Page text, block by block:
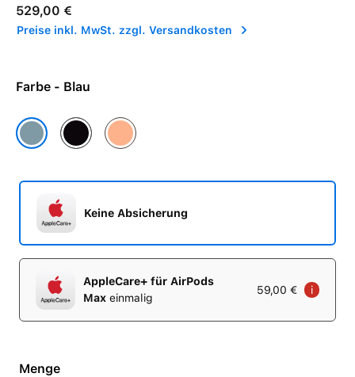
529,00 €
Preise inkl. MwSt. zzgl. Versandkosten
Farbe - Blau
Blau Mitternacht
Orange
Keine Absicherung
AppleCare+ für AirPods
Max einmalig
59,00 € i
Menge